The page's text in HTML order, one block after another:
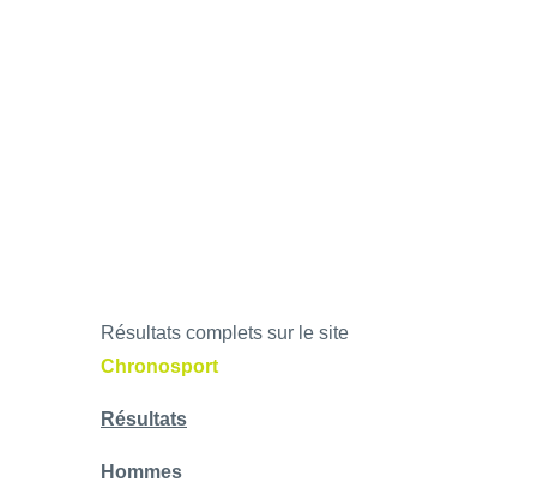
Résultats complets sur le site
Chronosport
Résultats
Hommes